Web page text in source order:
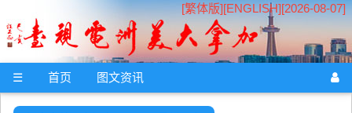
[繁体版][ENGLISH][2026-08-07]
☰ 首页 图文资讯